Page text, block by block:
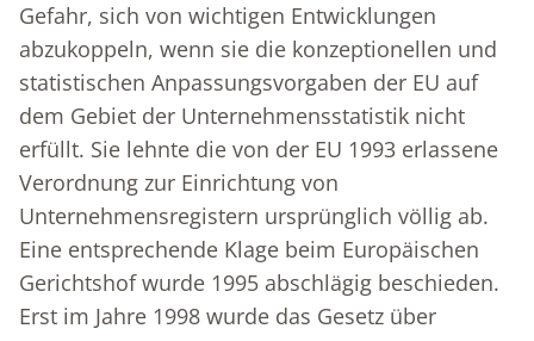
Gefahr, sich von wichtigen Entwicklungen
abzukoppeln, wenn sie die konzeptionellen und
statistischen Anpassungsvorgaben der EU auf
dem Gebiet der Unternehmensstatistik nicht
erfüllt. Sie lehnte die von der EU 1993 erlassene
Verordnung zur Einrichtung von
Unternehmensregistern ursprünglich völlig ab.
Eine entsprechende Klage beim Europäischen
Gerichtshof wurde 1995 abschlägig beschieden.
Erst im Jahre 1998 wurde das Gesetz über